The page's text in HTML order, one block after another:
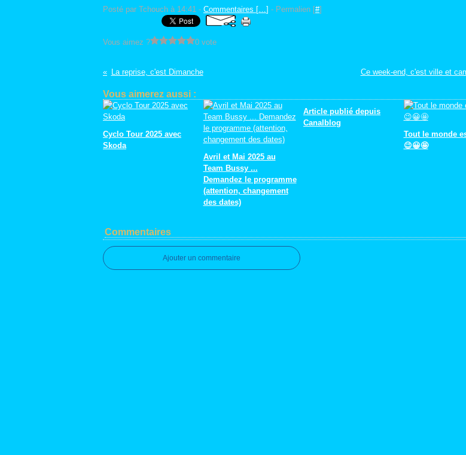
Posté par Tchouch à 14:41 - Commentaires […] - Permalien [#]
Vous aimez ? 0 vote
La reprise, c'est Dimanche Ce week-end, c'est ville et
Vous aimerez aussi :
Cyclo Tour 2025 avec
Skoda
Avril et Mai 2025 au
Team Bussy ...
Demandez le programme
(attention, changement
des dates)
Article publié depuis
Canalblog
Tout le monde
😉😀🤩
Commentaires
Ajouter un commentaire